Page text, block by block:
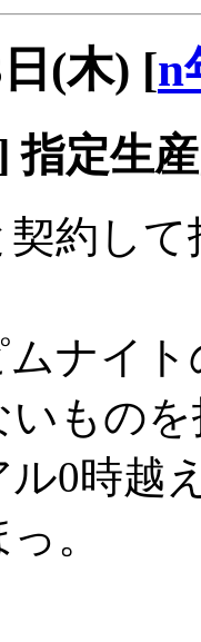
(木) [n
指定生
約し
ナイト
いもの
0時越
。